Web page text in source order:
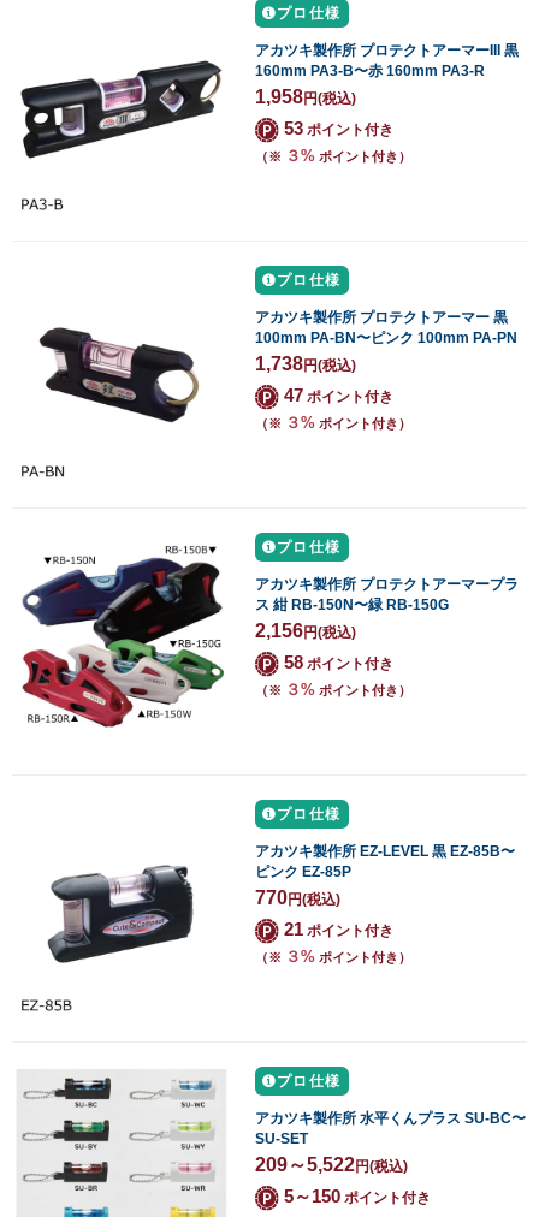
プロ仕様
アカツキ製作所 プロテクトアーマーIII 黒
160mm PA3-B〜赤 160mm PA3-R
1,958円(税込)
53 ポイント付き
（※ ３% ポイント付き）
プロ仕様
アカツキ製作所 プロテクトアーマー 黒
100mm PA-BN〜ピンク 100mm PA-PN
1,738円(税込)
47 ポイント付き
（※ ３% ポイント付き）
プロ仕様
アカツキ製作所 プロテクトアーマープラ
ス 紺 RB-150N〜緑 RB-150G
2,156円(税込)
58 ポイント付き
（※ ３% ポイント付き）
プロ仕様
アカツキ製作所 EZ-LEVEL 黒 EZ-85B〜
ピンク EZ-85P
770円(税込)
21 ポイント付き
（※ ３% ポイント付き）
プロ仕様
アカツキ製作所 水平くんプラス SU-BC〜
SU-SET
209～5,522円(税込)
5～150 ポイント付き